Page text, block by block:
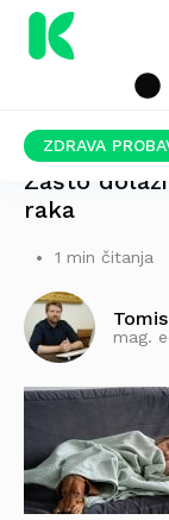
ZDRAVA
Zašto
raka
1 min čitanja
mag.